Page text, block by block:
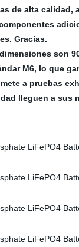
de alta
Gracias.
son
M6, lo que
a pruebas
lleguen a sus